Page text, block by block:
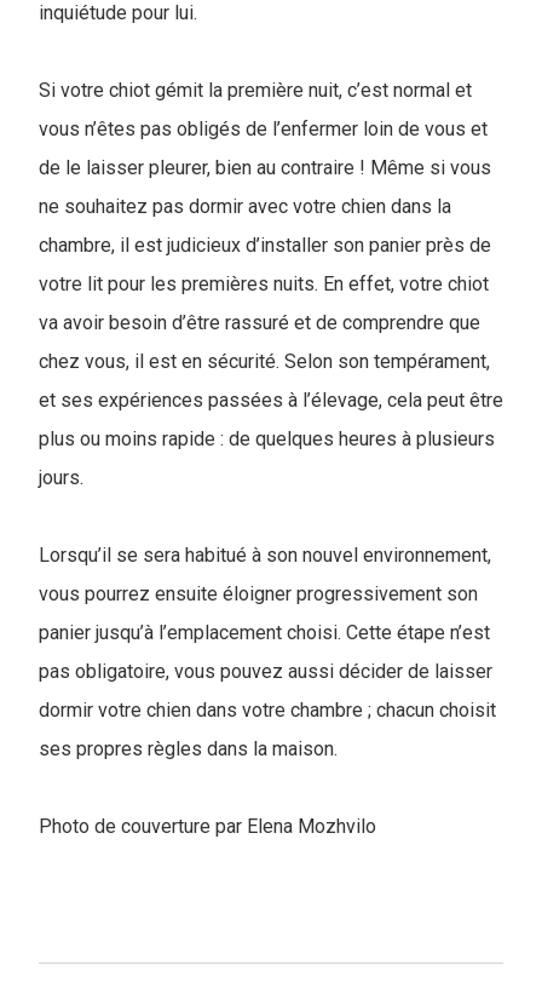
inquiétude pour lui.
Si votre chiot gémit la première nuit, c’est normal et
vous n’êtes pas obligés de l’enfermer loin de vous et
de le laisser pleurer, bien au contraire ! Même si vous
ne souhaitez pas dormir avec votre chien dans la
chambre, il est judicieux d’installer son panier près de
votre lit pour les premières nuits. En effet, votre chiot
va avoir besoin d’être rassuré et de comprendre que
chez vous, il est en sécurité. Selon son tempérament,
et ses expériences passées à l’élevage, cela peut être
plus ou moins rapide : de quelques heures à plusieurs
jours.
Lorsqu’il se sera habitué à son nouvel environnement,
vous pourrez ensuite éloigner progressivement son
panier jusqu’à l’emplacement choisi. Cette étape n’est
pas obligatoire, vous pouvez aussi décider de laisser
dormir votre chien dans votre chambre ; chacun choisit
ses propres règles dans la maison.
Photo de couverture par Elena Mozhvilo